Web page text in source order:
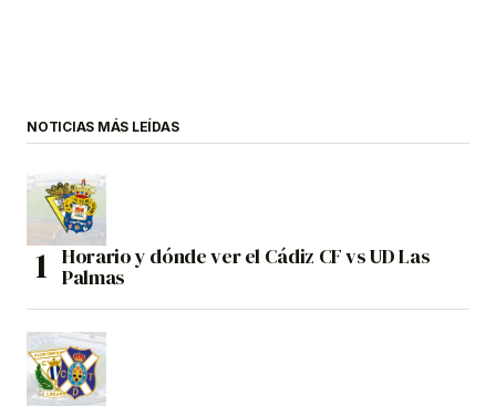
NOTICIAS MÁS LEÍDAS
Horario y dónde ver el Cádiz CF vs UD Las
Palmas